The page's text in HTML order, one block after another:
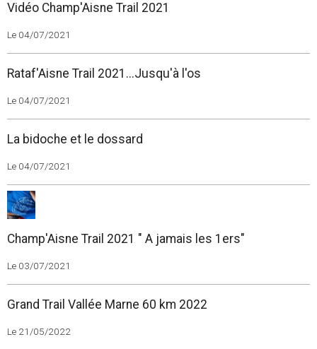
Vidéo Champ'Aisne Trail 2021
Le 04/07/2021
Rataf'Aisne Trail 2021...Jusqu'à l'os
Le 04/07/2021
La bidoche et le dossard
Le 04/07/2021
Champ'Aisne Trail 2021 " A jamais les 1ers"
Le 03/07/2021
Grand Trail Vallée Marne 60 km 2022
Le 21/05/2022